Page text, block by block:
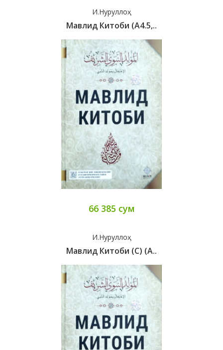
И.Нуруллоҳ
Мавлид Китоби (А4.5,..
66 385 сум
И.Нуруллоҳ
Мавлид Китоби (с) (А..